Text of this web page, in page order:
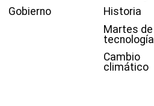
Gobierno
Historia
Martes de
tecnología
Cambio
climático